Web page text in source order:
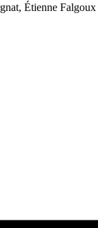
Étienne